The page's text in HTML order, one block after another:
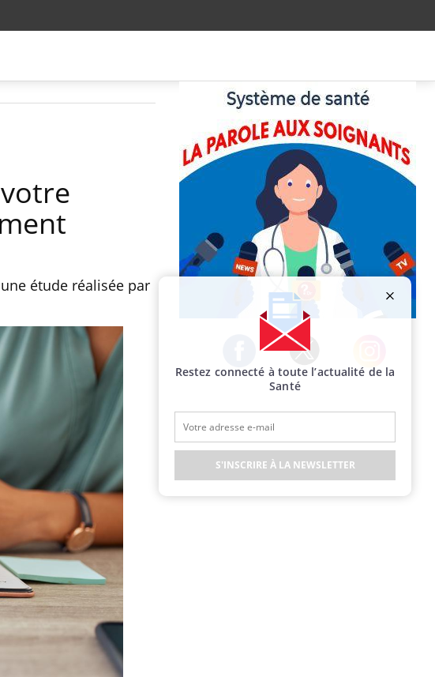
étude réalisée par
Facebook Twitter Instagram
Restez connecté à toute l’actualité de la
Santé
S'INSCRIRE À LA NEWSLETTER